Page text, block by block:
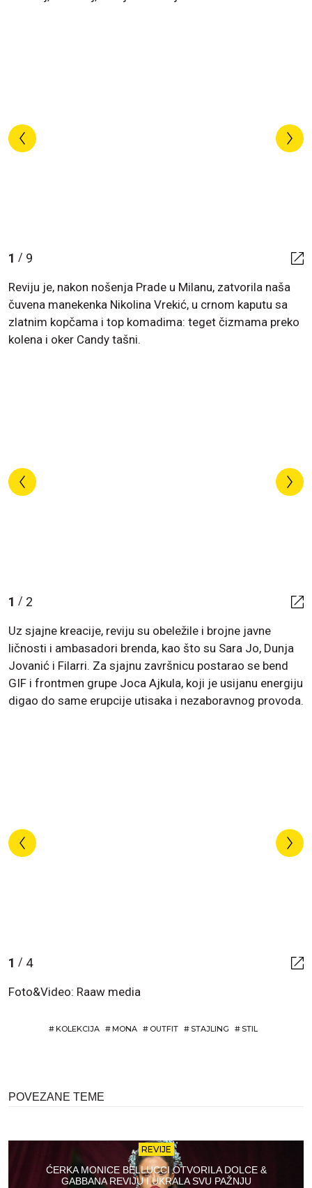
1 / 9
Reviju je, nakon nošenja Prade u Milanu, zatvorila naša
čuvena manekenka Nikolina Vrekić, u crnom kaputu sa
zlatnim kopčama i top komadima: teget čizmama preko
kolena i oker Candy tašni.
1 / 2
Uz sjajne kreacije, reviju su obeležile i brojne javne
ličnosti i ambasadori brenda, kao što su Sara Jo, Dunja
Jovanić i Filarri. Za sjajnu završnicu postarao se bend
GIF i frontmen grupe Joca Ajkula, koji je usijanu energiju
digao do same erupcije utisaka i nezaboravnog provoda.
1 / 4
Foto&Video: Raaw media
#KOLEKCIJA #MONA # OUTFIT # STAJLING # STIL
POVEZANE TEME
REVIJE
ĆERKA MONICE BELLUCCI OTVORILA DOLCE &
GABBANA REVIJU I UKRALA SVU PAŽNJU